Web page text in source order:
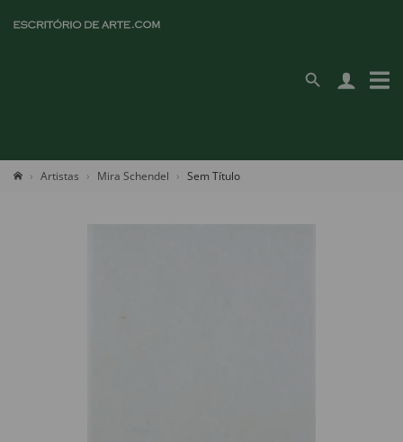
Artistas Mira Schendel Sem Título